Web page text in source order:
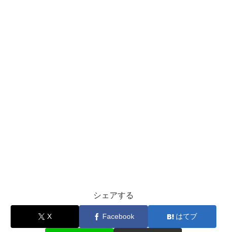
シェアする
X Facebook はてブ